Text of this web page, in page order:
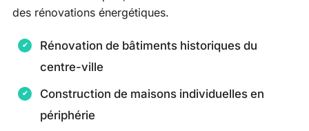
des rénovations énergétiques.
Rénovation de bâtiments historiques du
centre-ville
Construction de maisons individuelles en
périphérie